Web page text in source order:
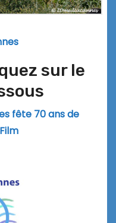
sur le
fête 70 ans de